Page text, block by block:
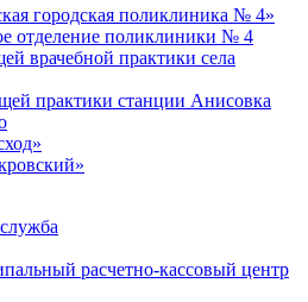
городская поликлиника № 4»
отделение поликлиники № 4
врачебной практики села
практики станции Анисовка